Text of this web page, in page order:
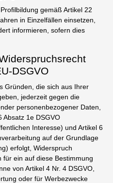
gemäß Artikel 22
in Einzelfällen einsetzen,
informieren, sofern dies
DSGVO
Gründen, die sich aus Ihrer
jederzeit gegen die
personenbezogener Daten,
Absatz 1e DSGVO
Interesse) und Artikel 6
auf der Grundlage
erfolgt, Widerspruch
für ein auf diese Bestimmung
von Artikel 4 Nr. 4 DSGVO,
oder für Werbezwecke